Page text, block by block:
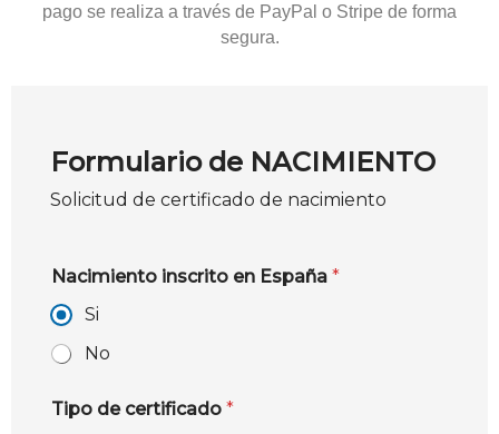
pago se realiza a través de PayPal o Stripe de forma
segura.
Formulario de NACIMIENTO
Solicitud de certificado de nacimiento
Nacimiento inscrito en España *
Si
No
Tipo de certificado *